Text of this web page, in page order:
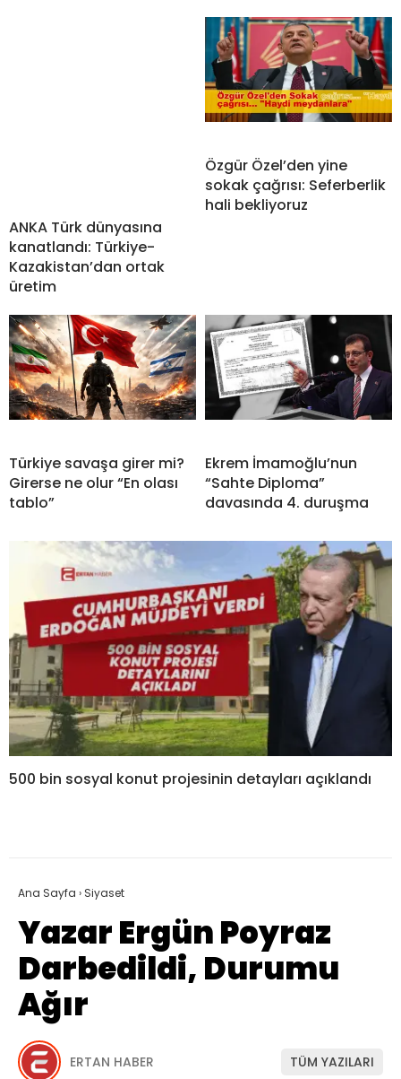
ANKA Türk dünyasına
kanatlandı: Türkiye-
Kazakistan’dan ortak
üretim
Özgür Özel’den yine
sokak çağrısı: Seferberlik
hali bekliyoruz
Türkiye savaşa girer mi?
Girerse ne olur “En olası
tablo”
Ekrem İmamoğlu’nun
“Sahte Diploma”
davasında 4. duruşma
500 bin sosyal konut projesinin detayları açıklandı
Ana Sayfa › Siyaset
Yazar Ergün Poyraz
Darbedildi, Durumu
Ağır
ERTAN HABER TÜM YAZILARI